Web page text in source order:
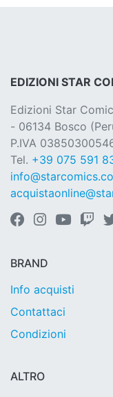
EDIZIONI STAR
Edizioni Star
- 06134 Bosco
P.IVA
Tel. +39 075 591
BRAND
Info acquisti
Contattaci
Condizioni
ALTRO